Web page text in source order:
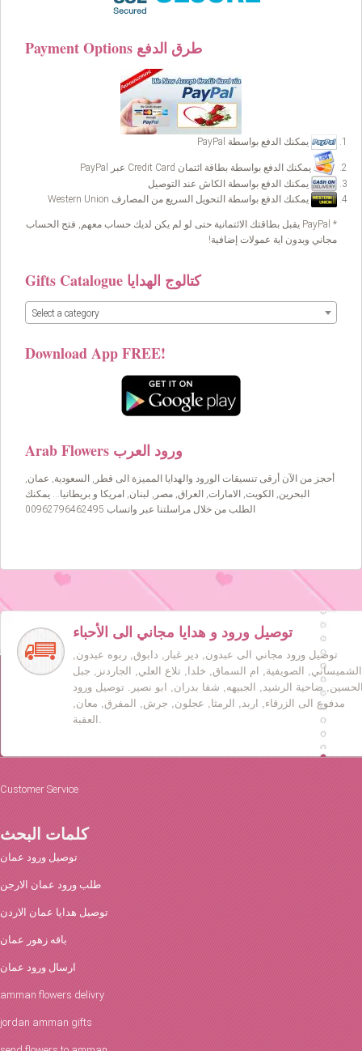
Payment Options طرق الدفع
يمكنك الدفع بواسطة PayPal
يمكنك الدفع بواسطة بطاقة ائتمان Credit Card عبر PayPal
يمكنك الدفع بواسطة الكاش عند التوصيل
يمكنك الدفع بواسطة التحويل السريع من المصارف Western Union
* PayPal يقبل بطاقتك الائتمانية حتى لو لم يكن لديك حساب معهم, فتح الحساب
مجاني وبدون اية عمولات إضافية!
Gifts Catalogue كتالوج الهدايا
Select a category
Download App FREE!
Arab Flowers ورود العرب
أحجز من الآن أرقى تنسيقات الورود والهدايا المميزة الى قطر, السعودية, عمان,
البحرين, الكويت, الامارات, العراق, مصر, لبنان, امريكا و بريطانيا… يمكنك
الطلب من خلال مراسلتنا عبر واتساب 00962796462495
توصيل ورود و هدايا مجاني الى الأحباء
توصيل ورود مجاني الى عبدون, دير غبار, دابوق, ربوه عبدون,
الشميساني, الصويفية, ام السماق, خلدا, تلاع العلي, الجاردنز, جبل
ضاحية الرشيد, الجبيهه, شفا بدران, ابو نصير. توصيل ورود
مدفوع الى الزرقاء, اربد, الرمثا, عجلون, جرش, المفرق, معان,
Customer Service
كلمات البحث
توصيل ورود عمان
طلب ورود عمان الارجن
توصيل هدايا عمان الاردن
باقه زهور عمان
ارسال ورود عمان
amman flowers delivry
jordan amman gifts